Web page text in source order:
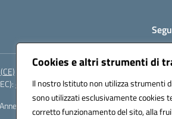
Cookies e altri strumenti di
Il nostro Istituto non utilizza strumenti
sono utilizzati esclusivamente cookies
corretto funzionamento del sito, alla
cevc01000b@pec.istruzione.it